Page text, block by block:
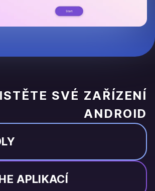
SVÉ ZAŘÍZENÍ
ANDROID
APLIKACÍ